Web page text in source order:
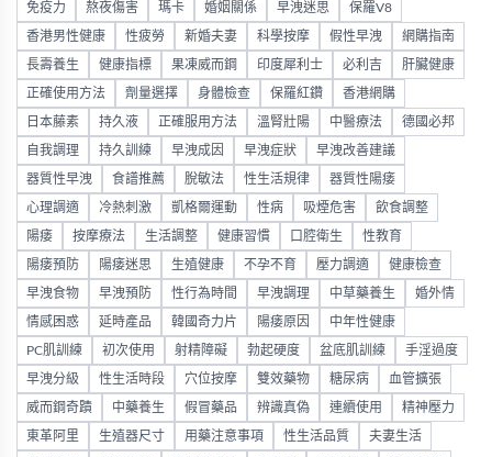
免疫力 熬夜傷害 瑪卡 婚姻關係 早洩迷思 保羅V8
香港男性健康 性疲勞 新婚夫妻 科學按摩 假性早洩 網購指南
長壽養生 健康指標 果凍威而鋼 印度犀利士 必利吉 肝臟健康
正確使用方法 劑量選擇 身體檢查 保羅紅鑽 香港網購
日本藤素 持久液 正確服用方法 溫腎壯陽 中醫療法 德國必邦
自我調理 持久訓練 早洩成因 早洩症狀 早洩改善建議
器質性早洩 食譜推薦 脫敏法 性生活規律 器質性陽痿
心理調適 冷熱刺激 凱格爾運動 性病 吸煙危害 飲食調整
陽痿 按摩療法 生活調整 健康習慣 口腔衛生 性教育
陽痿預防 陽痿迷思 生殖健康 不孕不育 壓力調適 健康檢查
早洩食物 早洩預防 性行為時間 早洩調理 中草藥養生 婚外情
情感困惑 延時產品 韓國奇力片 陽痿原因 中年性健康
PC肌訓練 初次使用 射精障礙 勃起硬度 盆底肌訓練 手淫過度
早洩分級 性生活時段 穴位按摩 雙效藥物 糖尿病 血管擴張
威而鋼奇蹟 中藥養生 假冒藥品 辨識真偽 連續使用 精神壓力
東革阿里 生殖器尺寸 用藥注意事項 性生活品質 夫妻生活